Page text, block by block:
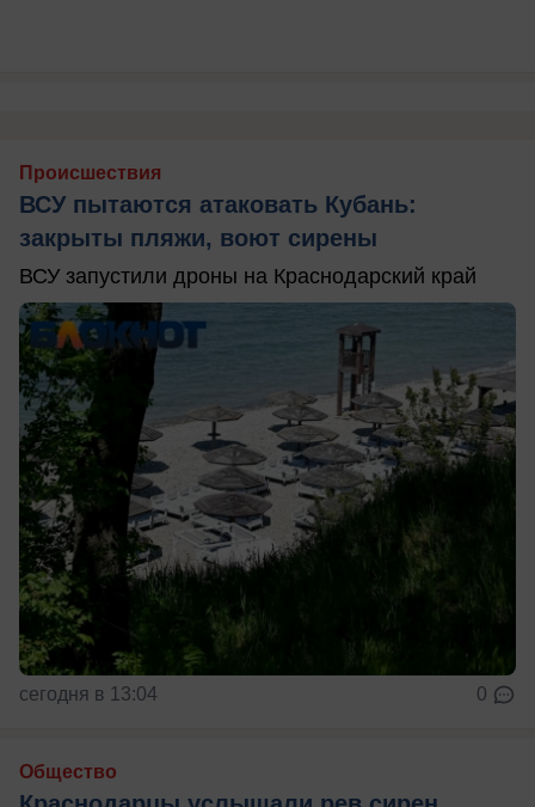
Происшествия
ВСУ пытаются атаковать Кубань:
закрыты пляжи, воют сирены
ВСУ запустили дроны на Краснодарский край
сегодня в 13:04 0
Общество